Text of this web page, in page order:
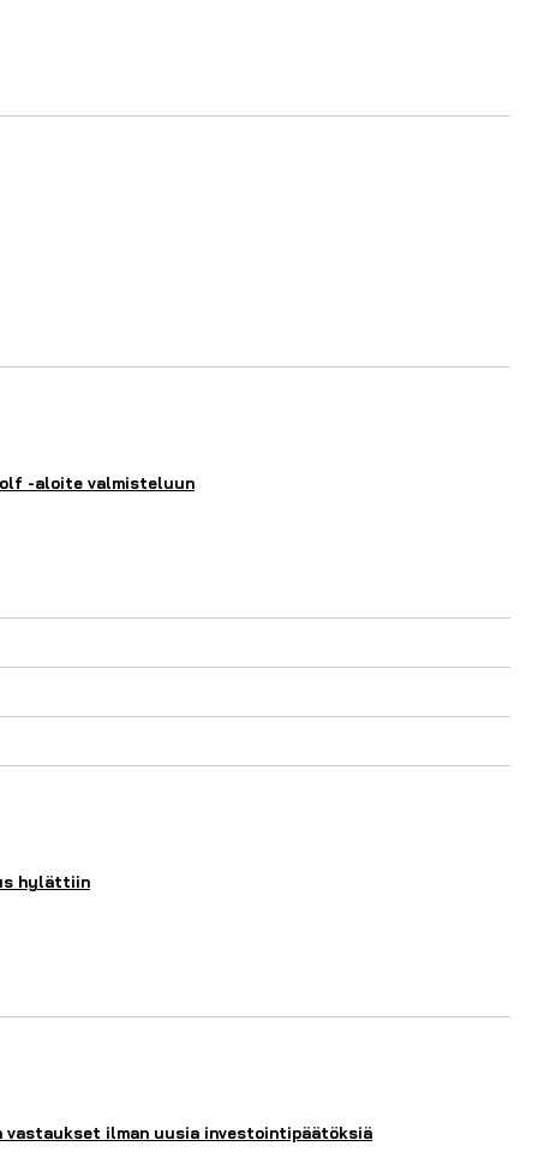
-aloite valmisteluun
hylättiin
vastaukset ilman uusia investointipäätöksiä